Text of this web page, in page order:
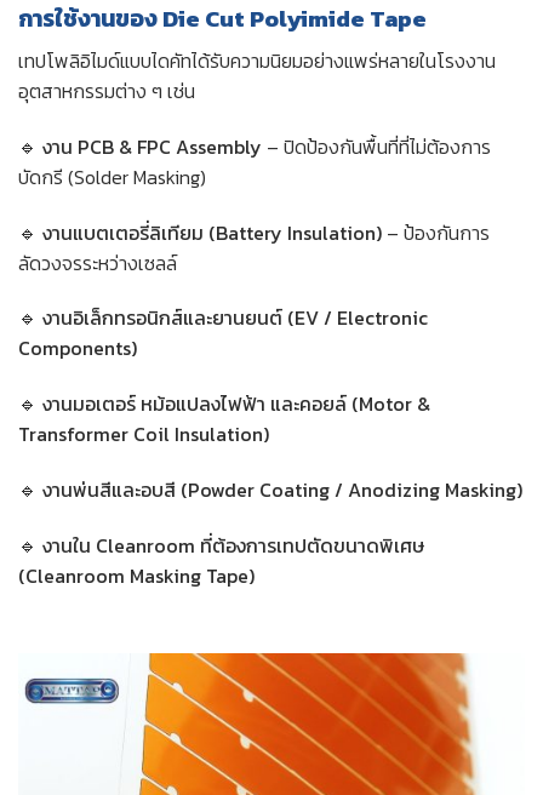
การใช้งานของ Die Cut Polyimide Tape
เทปโพลิอิไมด์แบบไดคัทได้รับความนิยมอย่างแพร่หลายในโรงงาน
อุตสาหกรรมต่าง ๆ เช่น
🔹 งาน PCB & FPC Assembly – ปิดป้องกันพื้นที่ที่ไม่ต้องการ
บัดกรี (Solder Masking)
🔹 งานแบตเตอรี่ลิเทียม (Battery Insulation) – ป้องกันการ
ลัดวงจรระหว่างเซลล์
🔹 งานอิเล็กทรอนิกส์และยานยนต์ (EV / Electronic
Components)
🔹 งานมอเตอร์ หม้อแปลงไฟฟ้า และคอยล์ (Motor &
Transformer Coil Insulation)
🔹 งานพ่นสีและอบสี (Powder Coating / Anodizing Masking)
🔹 งานใน Cleanroom ที่ต้องการเทปตัดขนาดพิเศษ
(Cleanroom Masking Tape)